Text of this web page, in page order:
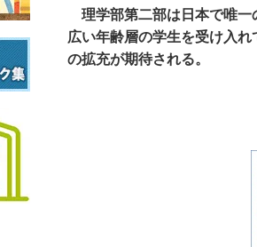
理学部第二部は日本で唯
広い年齢層の学生を受け入
の拡充が期待される。